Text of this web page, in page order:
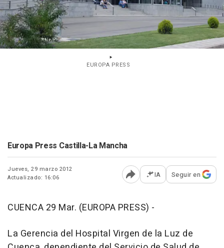
EUROPA PRESS
Europa Press Castilla-La Mancha
Jueves, 29 marzo 2012
Actualizado: 16:06
Abrir opciones para
IA Seguir en
CUENCA 29 Mar. (EUROPA PRESS) -
La Gerencia del Hospital Virgen de la Luz de